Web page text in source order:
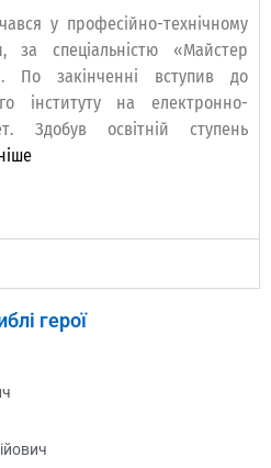
у професійно-технічному
за спеціальністю «Майстер
По закінченні вступив до
інституту на електронно-
Здобув освітній ступень
герої